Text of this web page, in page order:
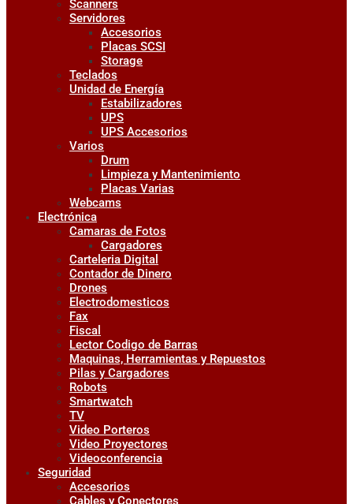
Scanners
Servidores
Accesorios
Placas SCSI
Storage
Teclados
Unidad de Energía
Estabilizadores
UPS
UPS Accesorios
Varios
Drum
Limpieza y Mantenimiento
Placas Varias
Webcams
Electrónica
Camaras de Fotos
Cargadores
Carteleria Digital
Contador de Dinero
Drones
Electrodomesticos
Fax
Fiscal
Lector Codigo de Barras
Maquinas, Herramientas y Repuestos
Pilas y Cargadores
Robots
Smartwatch
TV
Video Porteros
Video Proyectores
Videoconferencia
Seguridad
Accesorios
Cables y Conectores